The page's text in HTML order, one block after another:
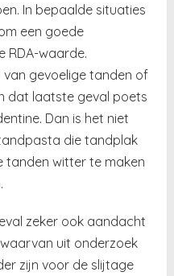
In bepaalde situaties
een goede
RDA-waarde.
gevoelige tanden of
dat laatste geval poets
Dan is het niet
die tandplak
tanden witter te maken
zeker ook aandacht
uit onderzoek
zijn voor de slijtage